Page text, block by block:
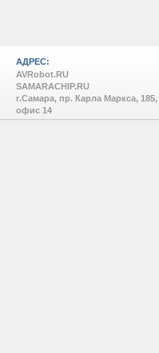
АДРЕС:
AVRobot.RU
SAMARACHIP.RU
г.Самара, пр. Карла Маркса, 185,
офис 14